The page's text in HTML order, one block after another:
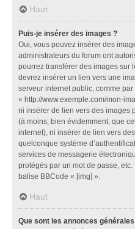
Haut
Puis-je insérer des images ?
Oui, vous pouvez insérer des
administrateurs du forum ont
pourrez transférer des images sur
devrez insérer un lien vers une
serveur internet public, comme par
« http://www.exemple.com/mon-
ni insérer de lien vers des images
(à moins, bien évidemment, que
internet), ni insérer de lien vers
quelconque système
services de messagerie
protégés par un mot de passe,
balise BBCode « [img] ».
Haut
Que sont les annonces